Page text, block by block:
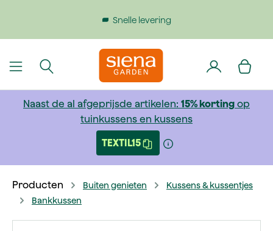
Gratis verzending bij bestellingen boven €199
Naast de al afgeprijsde artikelen: 15% korting op
tuinkussens en kussens
TEXTIL15
Producten Buiten genieten
Kussens & kussentjes
Bankkussen